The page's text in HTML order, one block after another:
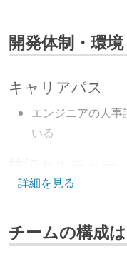
開発体制・環境
キャリアパス
エンジニアの人
いる
CTO またはそれ
取締役（社内）ま
ング部門の人間
詳細を見る
チームの構成